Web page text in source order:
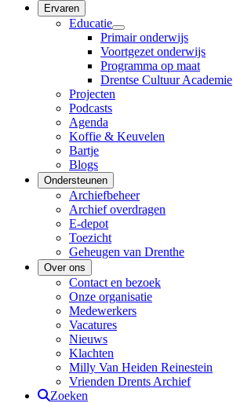
Ervaren
Educatie
Primair onderwijs
Voortgezet onderwijs
Programma op maat
Drentse Cultuur Academie
Projecten
Podcasts
Agenda
Koffie & Keuvelen
Bartje
Blogs
Ondersteunen
Archiefbeheer
Archief overdragen
E-depot
Toezicht
Geheugen van Drenthe
Over ons
Contact en bezoek
Onze organisatie
Medewerkers
Vacatures
Nieuws
Klachten
Milly Van Heiden Reinestein
Vrienden Drents Archief
Zoeken